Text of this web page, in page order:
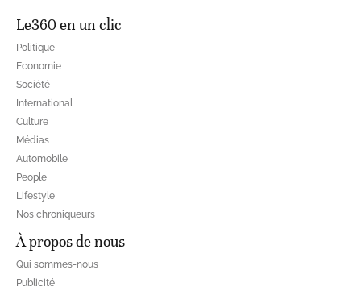
Le360 en un clic
Politique
Economie
Société
International
Culture
Médias
Automobile
People
Lifestyle
Nos chroniqueurs
À propos de nous
Qui sommes-nous
Publicité